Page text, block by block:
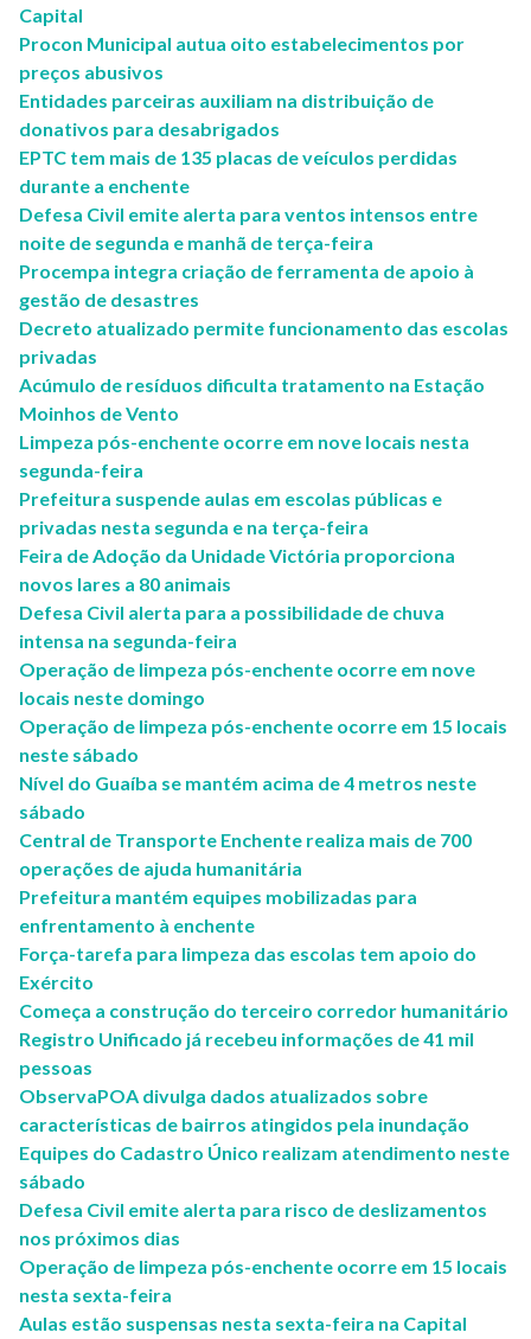
Capital
Procon Municipal autua oito estabelecimentos por
preços abusivos
Entidades parceiras auxiliam na distribuição de
donativos para desabrigados
EPTC tem mais de 135 placas de veículos perdidas
durante a enchente
Defesa Civil emite alerta para ventos intensos entre
noite de segunda e manhã de terça-feira
Procempa integra criação de ferramenta de apoio à
gestão de desastres
Decreto atualizado permite funcionamento das escolas
privadas
Acúmulo de resíduos dificulta tratamento na Estação
Moinhos de Vento
Limpeza pós-enchente ocorre em nove locais nesta
segunda-feira
Prefeitura suspende aulas em escolas públicas e
privadas nesta segunda e na terça-feira
Feira de Adoção da Unidade Victória proporciona
novos lares a 80 animais
Defesa Civil alerta para a possibilidade de chuva
intensa na segunda-feira
Operação de limpeza pós-enchente ocorre em nove
locais neste domingo
Operação de limpeza pós-enchente ocorre em 15 locais
neste sábado
Nível do Guaíba se mantém acima de 4 metros neste
sábado
Central de Transporte Enchente realiza mais de 700
operações de ajuda humanitária
Prefeitura mantém equipes mobilizadas para
enfrentamento à enchente
Força-tarefa para limpeza das escolas tem apoio do
Exército
Começa a construção do terceiro corredor humanitário
Registro Unificado já recebeu informações de 41 mil
pessoas
ObservaPOA divulga dados atualizados sobre
características de bairros atingidos pela inundação
Equipes do Cadastro Único realizam atendimento neste
sábado
Defesa Civil emite alerta para risco de deslizamentos
nos próximos dias
Operação de limpeza pós-enchente ocorre em 15 locais
nesta sexta-feira
Aulas estão suspensas nesta sexta-feira na Capital